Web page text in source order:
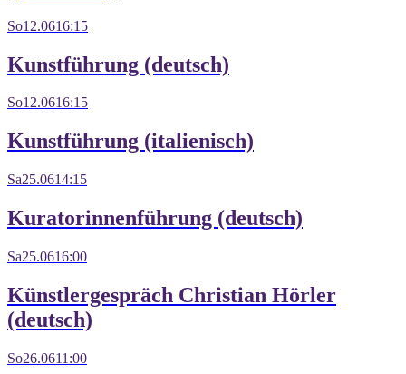
So12.0616:15
Kunstführung (deutsch)
So12.0616:15
Kunstführung (italienisch)
Sa25.0614:15
Kuratorinnenführung (deutsch)
Sa25.0616:00
Künstlergespräch Christian Hörler
(deutsch)
So26.0611:00